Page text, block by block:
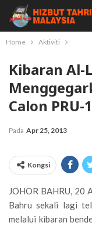
Home Aktiviti
Kibaran Al-
Calon
Pada Apr 25, 2013
Kongsi
JOHOR BAHRU, 20
Bahru sekali lagi
melalui kibaran